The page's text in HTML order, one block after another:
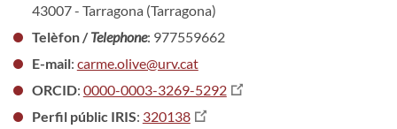
43007 - Tarragona (Tarragona)
Telèfon /Telephone: 977559662
E-mail: carme.olive@urv.cat
ORCID: 0000-0003-3269-5292
Perfil públic IRIS: 320138